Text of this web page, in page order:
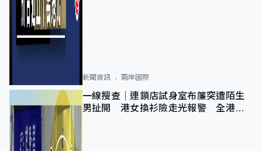
新聞資訊 兩岸國際
一線搜查｜連鎖店試身室布簾突遭陌生
男扯開 港女換衫險走光報警 全港分